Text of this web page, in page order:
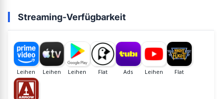
Streaming-Verfügbarkeit